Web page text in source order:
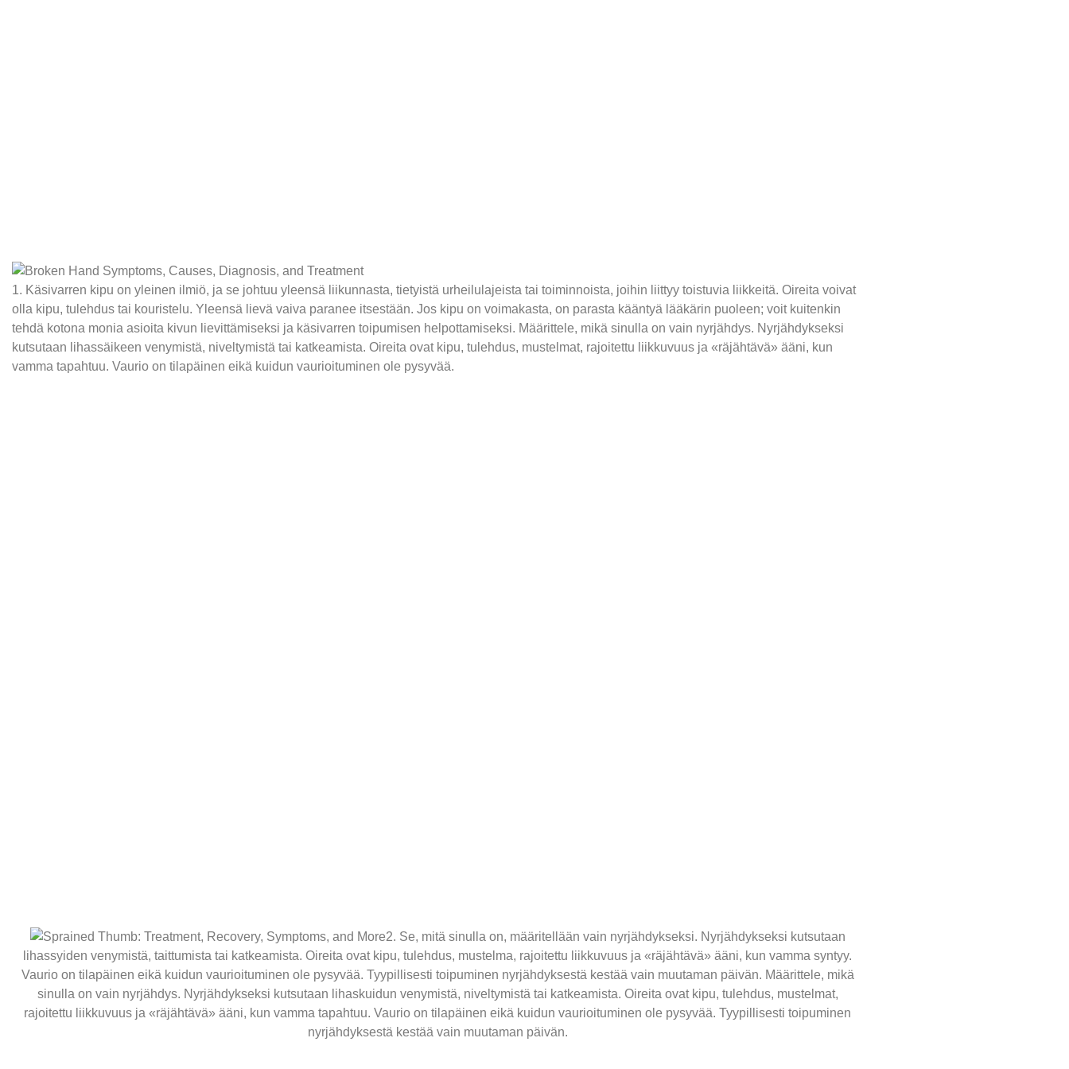
1. Käsivarren kipu on yleinen ilmiö, ja se johtuu yleensä liikunnasta, tietyistä urheilulajeista tai toiminnoista, joihin liittyy toistuvia liikkeitä. Oireita voivat
olla kipu, tulehdus tai kouristelu. Yleensä lievä vaiva paranee itsestään. Jos kipu on voimakasta, on parasta kääntyä lääkärin puoleen; voit kuitenkin
tehdä kotona monia asioita kivun lievittämiseksi ja käsivarren toipumisen helpottamiseksi. Määrittele, mikä sinulla on vain nyrjähdys. Nyrjähdykseksi
kutsutaan lihassäikeen venymistä, niveltymistä tai katkeamista. Oireita ovat kipu, tulehdus, mustelmat, rajoitettu liikkuvuus ja «räjähtävä» ääni, kun
vamma tapahtuu. Vaurio on tilapäinen eikä kuidun vaurioituminen ole pysyvää.
2. Se, mitä sinulla on, määritellään vain nyrjähdykseksi. Nyrjähdykseksi kutsutaan
lihassyiden venymistä, taittumista tai katkeamista. Oireita ovat kipu, tulehdus, mustelma, rajoitettu liikkuvuus ja «räjähtävä» ääni, kun vamma syntyy.
Vaurio on tilapäinen eikä kuidun vaurioituminen ole pysyvää. Tyypillisesti toipuminen nyrjähdyksestä kestää vain muutaman päivän. Määrittele, mikä
sinulla on vain nyrjähdys. Nyrjähdykseksi kutsutaan lihaskuidun venymistä, niveltymistä tai katkeamista. Oireita ovat kipu, tulehdus, mustelmat,
rajoitettu liikkuvuus ja «räjähtävä» ääni, kun vamma tapahtuu. Vaurio on tilapäinen eikä kuidun vaurioituminen ole pysyvää. Tyypillisesti toipuminen
nyrjähdyksestä kestää vain muutaman päivän.